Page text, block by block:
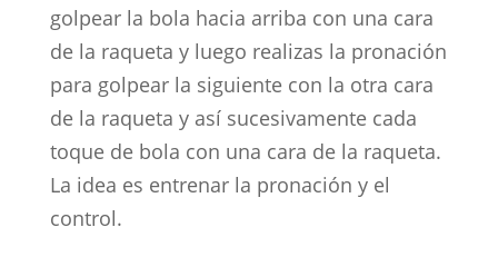
golpear la bola hacia arriba con una cara
de la raqueta y luego realizas la pronación
para golpear la siguiente con la otra cara
de la raqueta y así sucesivamente cada
toque de bola con una cara de la raqueta.
La idea es entrenar la pronación y el
control.